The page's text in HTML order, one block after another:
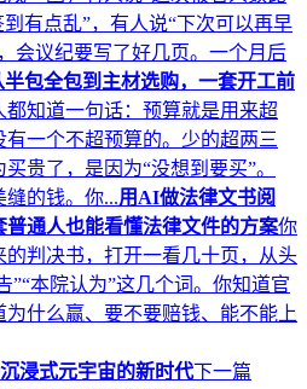
有点乱”，有人说“下次可以再早
会议纪要写了好几页。一个月后
包全包到主材选购，一套开工前
都知道一句话：预算就是用来超
一个不超预算的。少的超两三
贵了，是因为“没想到要买”。
的钱。你...用AI做法律文书阅
通人也能看懂法律文件的方案你
判决书，打开一看几十页，从头
”“本院认为”这几个词。你知道官
什么赢、要不要赔钱、能不能上
浸式元宇宙的新时代下一篇